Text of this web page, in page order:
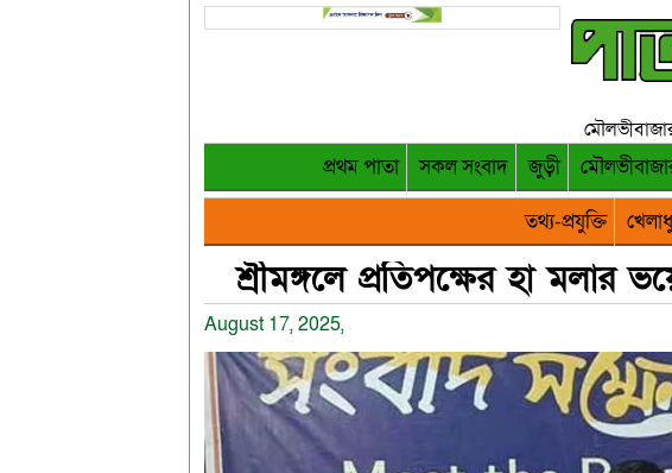
প্রথম পাতা সকল সংবাদ জুড়ী
তথ্য-প্রযুক্তি
শ্রীমঙ্গলে প্রতিপক্ষের হা মলার
August 17, 2025,